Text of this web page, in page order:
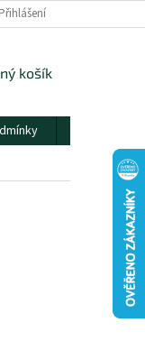
Přihlášení
košík